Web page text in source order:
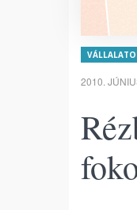
2010.